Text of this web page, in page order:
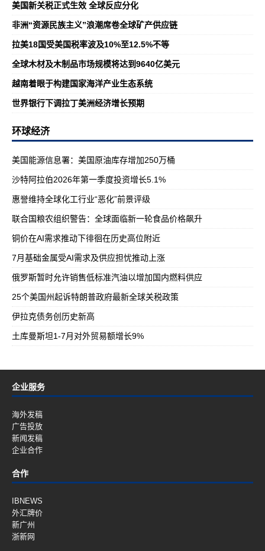
美国新关税正式生效 全球反应分化
非洲“资源民族主义”浪潮席卷全球矿产供应链
拉美18国受美国税率波及10%至12.5%不等
全球木材及木制品市场规模将达到9640亿美元
越南着眼于构建国家海洋产业生态系统
世界银行下调拉丁美洲经济增长预期
环球经济
美国能源信息署：美国原油库存增加250万桶
沙特阿拉伯2026年第一季度投资增长5.1%
惠誉维持全球化工行业“恶化”前景评级
联合国粮农组织警告：全球面临新一轮食品价格飙升
铜价在AI需求推动下徘徊在历史高位附近
7月基础金属受AI需求及供应担忧推动上涨
俄罗斯暂时允许销售低标准汽油以增加国内燃料供应
25个美国州起诉特朗普政府最新全球关税政策
伊拉克债务创历史新高
土库曼斯坦1-7月对外贸易额增长9%
企业服务
海外发稿
广告投放
新闻发稿
企业合作
合作
IBNEWS
外汇牌价
新广州
浙新网